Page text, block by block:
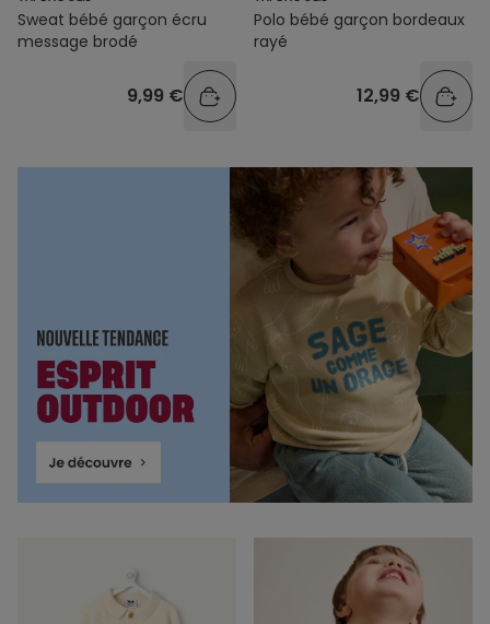
Sweat bébé garçon écru
message brodé
9,99 €
Polo bébé garçon bordeaux
rayé
12,99 €